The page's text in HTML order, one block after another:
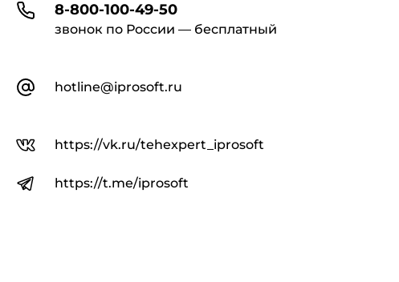
8-800-100-49-50
звонок по России — бесплатный
hotline@iprosoft.ru
https://vk.ru/tehexpert_iprosoft
https://t.me/iprosoft